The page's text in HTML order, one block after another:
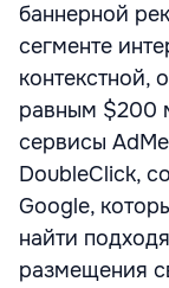
баннерной
сегменте
контекстной,
равным $200
сервисы
DoubleClick,
Google,
найти
размещения